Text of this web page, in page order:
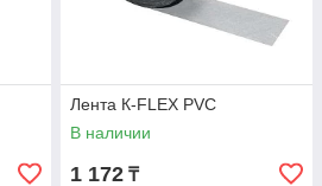
Лента К-FLEX PVC
В наличии
1 172 ₸